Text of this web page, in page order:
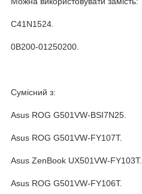
C41N1524.
0B200-01250200.
Сумісний з:
Asus ROG G501VW-BSI7N25.
Asus ROG G501VW-FY107T.
Asus ZenBook UX501VW-FY103T.
Asus ROG G501VW-FY106T.